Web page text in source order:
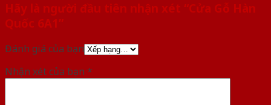
Hãy là người đầu tiên nhận xét “Cửa Gỗ Hàn
Quốc 6A1”
Đánh giá của bạn
Nhận xét của bạn *